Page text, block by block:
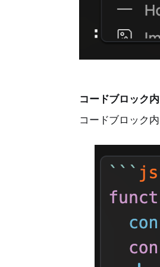
コードブロック
コードブロック